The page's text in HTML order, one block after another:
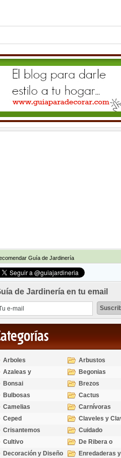
Guía de Jardinería
de Jardinería en tu email
Arboles
Arbustos
Azaleas y
Rododendros
Begonias
Bonsai
Brezos
Bulbosas
Cactus
Camelias
Carnívoras
Ceped
Claveles y
Crisantemos
Cuidado
Cultivo
De Ribera o
Palustres
Decoración y Diseño
Enredaderas y